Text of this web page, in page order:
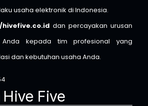
usaha elektronik di Indonesia.
dan percayakan urusan
kepada tim profesional yang
dan kebutuhan usaha Anda.
Hive Five